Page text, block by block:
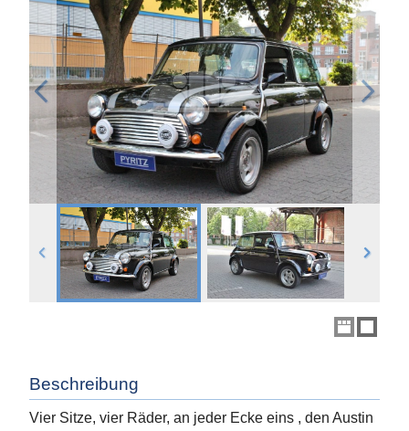
Beschreibung
Vier Sitze, vier Räder, an jeder Ecke eins , den Austin